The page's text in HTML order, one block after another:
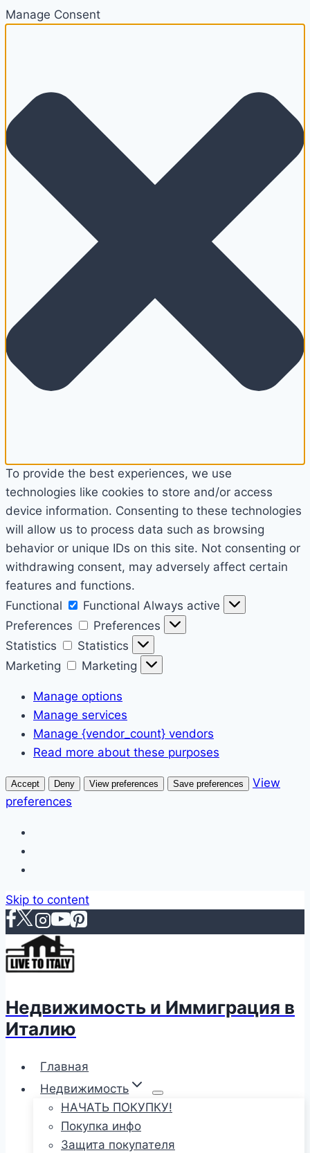
Manage Consent
To provide the best experiences, we use
technologies like cookies to store and/or access
device information. Consenting to these technologies
will allow us to process data such as browsing
behavior or unique IDs on this site. Not consenting or
withdrawing consent, may adversely affect certain
features and functions.
Functional
Functional Always active
Preferences
Preferences
Statistics
Statistics
Marketing
Marketing
Manage options
Manage services
Manage {vendor_count} vendors
Read more about these purposes
Accept Deny View preferences Save preferences
View
preferences
Skip to content
Недвижимость и Иммиграция в
Италию
Главная
Недвижимость
НАЧАТЬ ПОКУПКУ!
Покупка инфо
Защита покупателя